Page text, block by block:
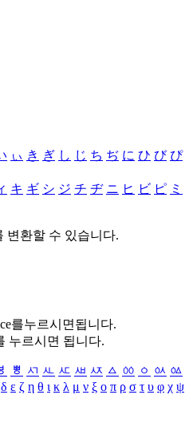
ぃ き ぎ し じ ち ぢ に ひ び ぴ
キ ギ シ ジ チ ヂ ニ ヒ ビ ピ ミ
변환할 수 있습니다.
를누르시면됩니다.
누르시면 됩니다.
ㅹ ㅺ ㅻ ㅼ ㅽ ㅾ ㅿ ㆀ ㆁ ㆂ ㆃ
δ ε ζ η θ ι κ λ μ ν ξ ο π ρ σ τ υ φ χ ψ